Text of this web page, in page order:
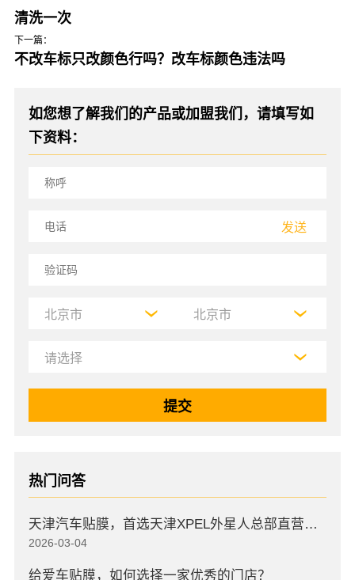
清洗一次
下一篇：
不改车标只改颜色行吗？改车标颜色违法吗
如您想了解我们的产品或加盟我们，请填写如
下资料：
发送
热门问答
天津汽车贴膜，首选天津XPEL外星人总部直营店，高口碑店
2026-03-04
给爱车贴膜，如何选择一家优秀的门店？